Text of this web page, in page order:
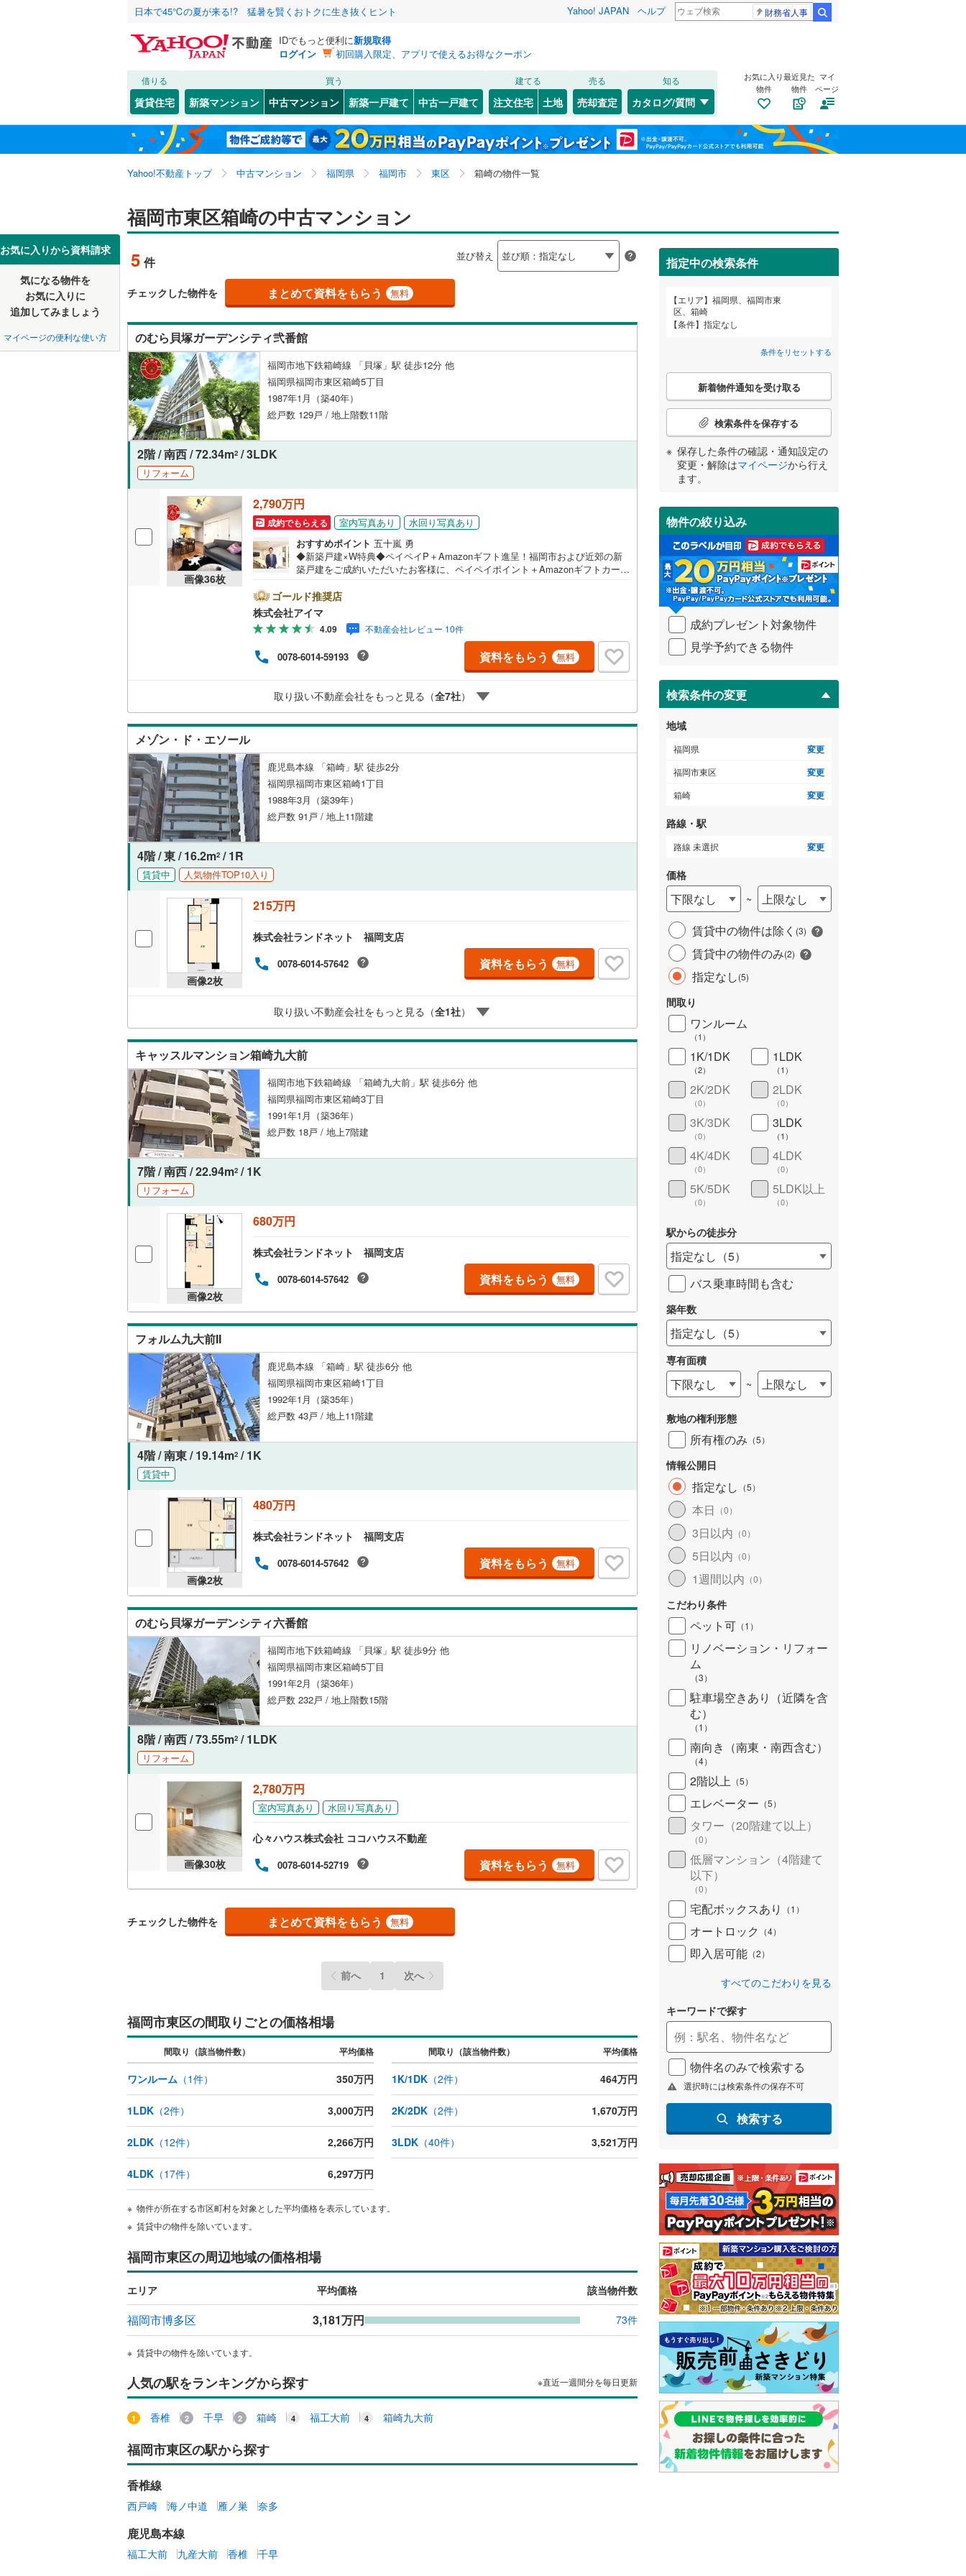
日本で45℃の夏が来る!? 猛暑を賢くおトクに生き抜くヒント Yahoo! JAPAN ヘルプ 財務省人事
IDでもっと便利に新規取得
ログイン
初回購入限定、アプリで使えるお得なクーポン
借りる
賃貸住宅
買う
新築マンション 中古マンション 新築一戸建て 中古一戸建て
建てる
注文住宅 土地
売る
売却査定
知る
カタログ/質問
お気に入り
物件
最近見た
物件
マイ
ページ
Yahoo!不動産トップ 中古マンション 福岡県 福岡市 東区 箱崎の物件一覧
お気に入りから資料請求
気になる物件を
お気に入りに
追加してみましょう
マイページの便利な使い方
福岡市東区箱崎の中古マンション
5 件 並び替え
チェックした物件を まとめて資料をもらう 無料
のむら貝塚ガーデンシティ弐番館
福岡市地下鉄箱崎線 「貝塚」駅 徒歩12分 他
福岡県福岡市東区箱崎5丁目
1987年1月（築40年）
総戸数 129戸 / 地上階数11階
2階 / 南西 / 72.34m2 / 3LDK
リフォーム
画像36枚
2,790万円
成約でもらえる 室内写真あり
水回り写真あり
おすすめポイント 五十嵐 勇
◆新築戸建×W特典◆ペイペイP＋Amazonギフト進呈！福岡市および近郊の新
築戸建をご成約いただいたお客様に、ペイペイポイント＋Amazonギフトカード
ません。特典は期間限定・数量限定のため、お早めにご相談ください。さらに
大手ネット銀行と提携し低金利住宅ローンをご案内。お借入期間01～40年:金利
0.949％、41～50年:1.349％と、利上げ前の今こそ注目の水準です。他金融機関
とも多数提携し、福岡市内・郊外で新築戸建をご検討中のお客様に、将来のラ
イフプランに合わせた最適なプランをご提案します。平日・夜間の現地案内
や、ご自宅・最寄駅までの無料送迎も可能。住宅ローンが難しいと言われた
方、転職後で審査に不安がある方、車・カード・リボ等のお借入れがある方も
情報を豊富にご用意し、初めての方も安心してご相談いただけます。まずはお
気軽にお問い合わせくださいませ。
ゴールド推奨店
株式会社アイマ
4.09 不動産会社レビュー 10件
0078-6014-59193 資料をもらう 無料
取り扱い不動産会社をもっと見る（全7社）
メゾン・ド・エソール
鹿児島本線 「箱崎」駅 徒歩2分
福岡県福岡市東区箱崎1丁目
1988年3月（築39年）
総戸数 91戸 / 地上11階建
4階 / 東 / 16.2m2 / 1R
賃貸中 人気物件TOP10入り
画像2枚
215万円
株式会社ランドネット 福岡支店
0078-6014-57642 資料をもらう 無料
取り扱い不動産会社をもっと見る（全1社）
キャッスルマンション箱崎九大前
福岡市地下鉄箱崎線 「箱崎九大前」駅 徒歩6分 他
福岡県福岡市東区箱崎3丁目
1991年1月（築36年）
総戸数 18戸 / 地上7階建
7階 / 南西 / 22.94m2 / 1K
リフォーム
画像2枚
680万円
株式会社ランドネット 福岡支店
0078-6014-57642 資料をもらう 無料
フォルム九大前II
鹿児島本線 「箱崎」駅 徒歩6分 他
福岡県福岡市東区箱崎1丁目
1992年1月（築35年）
総戸数 43戸 / 地上11階建
4階 / 南東 / 19.14m2 / 1K
賃貸中
画像2枚
480万円
株式会社ランドネット 福岡支店
0078-6014-57642 資料をもらう 無料
のむら貝塚ガーデンシティ六番館
福岡市地下鉄箱崎線 「貝塚」駅 徒歩9分 他
福岡県福岡市東区箱崎5丁目
1991年2月（築36年）
総戸数 232戸 / 地上階数15階
8階 / 南西 / 73.55m2 / 1LDK
リフォーム
画像30枚
2,780万円
室内写真あり 水回り写真あり
心々ハウス株式会社 ココハウス不動産
0078-6014-52719 資料をもらう 無料
チェックした物件を まとめて資料をもらう 無料
前へ 1 次へ
福岡市東区の間取りごとの価格相場
間取り（該当物件数） 平均価格 間取り（該当物件数） 平均価格
ワンルーム （1件） 350万円 1K/1DK（2件） 464万円
1LDK （2件） 3,000万円 2K/2DK（2件） 1,670万円
2LDK （12件） 2,266万円 3LDK（40件） 3,521万円
4LDK （17件） 6,297万円
物件が所在する市区町村を対象とした平均価格を表示しています。
賃貸中の物件を除いています。
福岡市東区の周辺地域の価格相場
エリア 平均価格 該当物件数
福岡市博多区 3,181万円 73件
賃貸中の物件を除いています。
人気の駅をランキングから探す ※直近一週間分を毎日更新
香椎 千早 箱崎 福工大前 箱崎九大前
福岡市東区の駅から探す
香椎線
西戸崎 海ノ中道 雁ノ巣 奈多
鹿児島本線
福工大前 九産大前 香椎 千早
指定中の検索条件
エリア
福岡県、福岡市東
区、箱崎
条件
指定なし
条件をリセットする
こ
検
条
件
受
け
取
る
・
条
件
を
イ
ペ
ジ
に
保
存
す
る
新着物件通知を受け取る
検索条件を保存する
保存した条件の確認・通知設定の
変更・解除はマイページから行え
ます。
物件の絞り込み
成約プレゼント対象物件
見学予約できる物件
検索条件の変更
地域
福岡県 変更
福岡市東区 変更
箱崎 変更
路線・駅
路線 未選択 変更
価格
下限なし ~
上限なし
賃貸中の物件は除く (3)
賃貸中の物件のみ(2)
指定なし(5)
間取り
ワンルーム
（1 ）
1K/1DK
（2）
1LDK
（1 ）
2K/2DK
（0）
2LDK
（0）
3K/3DK
（0）
3LDK
（1 ）
4K/4DK
（0）
4LDK
（0）
5K/5DK
（0）
5LDK以上
（0）
駅からの徒歩分
指定なし （5）
バス乗車時間も含む
築年数
指定なし （5）
専有面積
下限なし ~ 上限なし
敷地の権利形態
所有権のみ （5）
情報公開日
指定なし （5）
本日 （0）
3日以内 （0）
5日以内 （0）
1週間以内 （0）
こだわり条件
ペット可 （1 ）
リノベーション・リフォー
ム
（3）
駐車場空きあり（近隣を含
む）
（1 ）
南向き（南東・南西含む）
（4）
2階以上 （5）
エレベーター （5）
タワー（20階建て以上）
（0）
低層マンション（4階建て
以下）
（0）
宅配ボックスあり （1 ）
オートロック （4）
即入居可能 （2）
すべてのこだわりを見る
キーワードで探す
物件名のみで検索する
選択時には検索条件の保存不可
検索する
北海道 北海道
東北 青森 岩手 宮城 秋田 山形 福島
関東 東京 神奈川 埼玉 千葉
信越・北陸 新潟 長野
三重
近畿 大阪 兵庫
中国 鳥取 島根 岡山 広島 山口
四国 徳島 香川 愛媛
九州・沖縄 福岡 佐賀 鹿児島 沖縄
該当物件
北九州市 門司区(29) 若松区(8) 戸畑区(6)
小倉北区(74) 小倉南区(12) 八幡東区(10)
八幡西区
52)
福岡市 東区(93)
(53 城南区(24)
福岡県のそのほ
かの地域
大牟田市(5) 直方市(0
飯塚市(
八女市(0)
行橋市( 3) 中間市(0)
小郡市(0 (26)
大野城市
太宰府市(5)
うきは市
宮若市
朝倉市(0)
みやま市(0 糸島市 那珂川市(3)
糟屋郡宇美町(1) 糟屋郡篠栗町(1) 糟屋郡志免町(2)
糟屋郡久山町(0)
糟屋郡粕屋町
遠賀郡水巻町
0 遠賀郡遠賀町(0) 鞍手郡小竹町(0)
嘉穂郡桂川町(0)
朝倉郡東峰村(0) 三井郡大刀洗町 三潴郡大木町(0)
八女郡広川町(0) 田川郡香春町(0) 田川郡添田町
田川郡糸田町(0) 田川郡川崎町(0) 田川郡大任町
田川郡赤村(0) 京都郡苅田町
京都郡みやこ町( 築上郡上毛町
該当物件
貝塚団地(1) 香椎(2) 香椎駅東(2)
香椎駅前(4) 香住ヶ丘(1) 大字上和白(1)
多の津
(1 千早(5)
名島(2)
箱崎ふ頭(1) 筥松(2) 八田(1)
馬出( 4) 松香台(1)
御島崎(1)
和白丘(4)
和白東(
二又瀬新町(1) 下原(1)
奈多(2) 香椎照葉(20)
該当物件
JR 博多南線(0) 山陽本線（JR九州）( 0) 鹿児島本線(
香椎線(0) 篠栗線(0) 筑肥線(0)
久大本線(0) 日豊本線(0) 日田彦山線(0)
筑豊本線( ) 後藤寺線(0)
地下鉄 福岡市地下鉄空港線(0) 福岡市地下鉄箱崎線(4) 福岡市地下鉄七隈線(0)
私鉄・その他 平成筑豊鉄道(0) 西鉄天神大牟田線(0) 西鉄太宰府線(0)
西鉄甘木線(0) 筑豊電気鉄道(0)
北九州都市モノレール小倉線(0)
平成筑豊鉄道門司港レトロ観光線
甘木鉄道(0)
該当物件
該当物件
こだわり条件 リフォーム、リノベーション
リノベーション・リフォーム
（3）
築古・築30年以上（5）
共用設備
宅配ボックスあり
トランクルーム（0） エレベーター（5） バイク置き場（2）
（1）
オートロック （4） 防犯カメラ（2）
ペット可
配置、向き、建ち方、日当たり
角住戸（2 ） 2階以上（5）
階下に住戸なし 最上階（1）
構造・規模・施工・品質・工法関連
耐震構造（0） 免震構造 制震構造（0）
大規模（総戸数200以上）
（1 ）
低層マンション（4階建て以
下）（0）
立地
最寄りの駅が始発駅（0） 小学校まで1km以内（1）
共用施設
コンシェルジュサービス（0） キッズルーム ゲストルーム（0
設備
床暖房 （ 0）
ＴＶモニタ付インターホン
（2）
間取り、居室全体
バリアフリー住宅（0）
LD
リビングダイニング15畳以上
キッチン
浴室
浴室乾燥機あり
バルコニー、庭
ルーフバルコニー ワイドバルコニー（0）
収納
オンライン内見(相談)可（2） IT重説可（5）
オンライン対応とは？ 詳しく見る
該当物件
検索条件を保存しました
この検索条件の新着物件通知は、 マイページから設定できます。
福岡県、福岡市東区、箱崎
検索条件を保存する
マイページ
お気に入りリストを見る
閉じる
お気に入りリストを見る
閉じる